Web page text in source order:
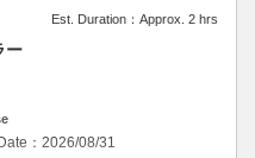
Est. Duration：Approx. 2 hrs
ー
：2026/08/31